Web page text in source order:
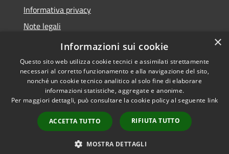
Informativa privacy
Note legali
Dichiarazione di accessibilità
Accessibilità
Copyright © 2026 • Comune di
Marcedusa • Powered by
Municipium•
Accesso
redazione
×
Informazioni sui cookie
Questo sito web utilizza cookie tecnici e assimilati strettamente
necessari al corretto funzionamento e alla navigazione del sito,
nonché un cookie tecnico analitico al solo fine di elaborare
informazioni statistiche, aggregate e anonime.
Per maggiori dettagli, può consultare la cookie policy al seguente link
ACCETTA TUTTO RIFIUTA TUTTO
MOSTRA DETTAGLI